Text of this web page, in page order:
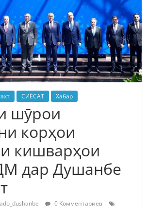
СИЁСАТ Хабар
шӯрои
корҳои
кишварҳои
дар Душанбе
0 Комментариев